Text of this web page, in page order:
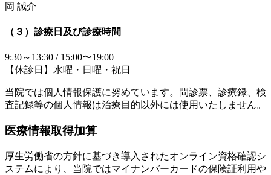
岡 誠介
（３）診療日及び診療時間
9:30～13:30 / 15:00〜19:00
【休診日】水曜・日曜・祝日
当院では個人情報保護に努めています。問診票、診療録、検
査記録等の個人情報は治療目的以外には使用いたしません。
医療情報取得加算
厚生労働省の方針に基づき導入されたオンライン資格確認シ
ステムにより、当院ではマイナンバーカードの保険証利用や